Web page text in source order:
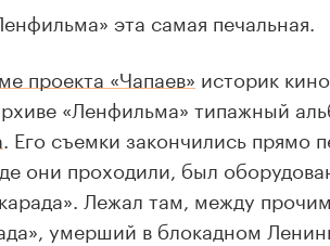
эта самая печальная.
проекта «Чапаев» историк
«Ленфильма» типажный
. Его съемки закончились прямо
они проходили, был
Лежал там, между
умерший в блокадном